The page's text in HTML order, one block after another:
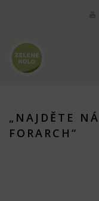
„NAJDĚTE
FORARCH“